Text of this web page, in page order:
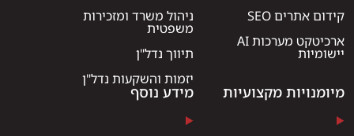
קידום אתרים SEO
ארכיטקט מערכות AI
יישומיות
ניהול משרד ומזכירות
משפטית
תיווך נדל"ן
יזמות והשקעות נדל"ן
מיומנויות מקצועיות מידע נוסף